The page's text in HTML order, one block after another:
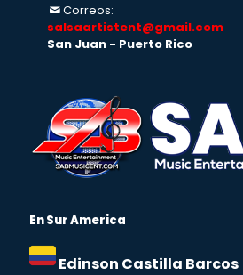
Correos:
salsaartistent@gmail.com
San Juan - Puerto Rico
En Sur America
Edinson Castilla Barcos